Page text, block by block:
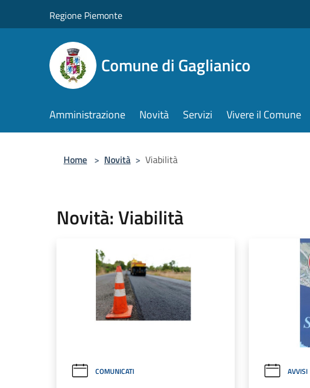
Regione Piemonte
Comune di Gaglianico
Amministrazione Novità Servizi Vivere il Comune
Home > Novità > Viabilità
Novità: Viabilità
COMUNICATI AVVISI